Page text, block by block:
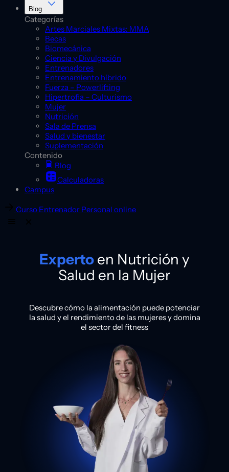
Blog
Categorías
Artes Marciales Mixtas: MMA
Becas
Biomecánica
Ciencia y Divulgación
Entrenadores
Entrenamiento híbrido
Fuerza – Powerlifting
Hipertrofia – Culturismo
Mujer
Nutrición
Sala de Prensa
Salud y bienestar
Suplementación
Contenido
Blog
Calculadoras
Campus
Curso Entrenador Personal online
Experto en Nutrición y
Salud en la Mujer
Descubre cómo la alimentación puede potenciar
la salud y el rendimiento de las mujeres y domina
el sector del fitness